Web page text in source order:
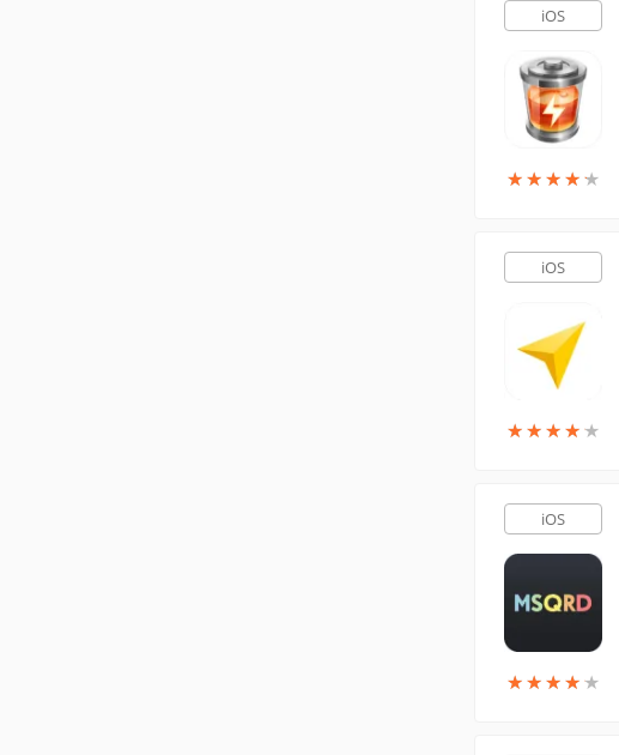
iOS
★★★★★
★★★★★
iOS
★★★★★
★★★★★
iOS
★★★★★
★★★★★